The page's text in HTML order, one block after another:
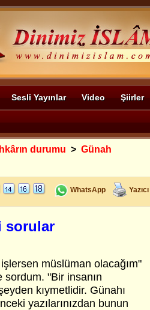
Sesli Yayınlar Video Şiirler
durumu > Günah
WhatsApp Yazıcı
sorular
müslüman olacağım"
sordum. "Bir insanın
kıymetlidir. Günahı
yazılarınızdan bunun